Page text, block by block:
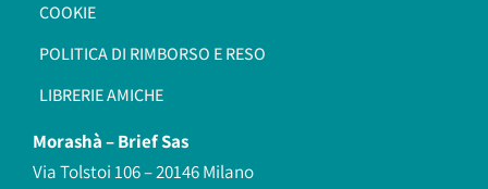
COOKIE
POLITICA DI RIMBORSO E RESO
LIBRERIE AMICHE
Morashà –Brief Sas
Via Tolstoi 106 – 20146 Milano